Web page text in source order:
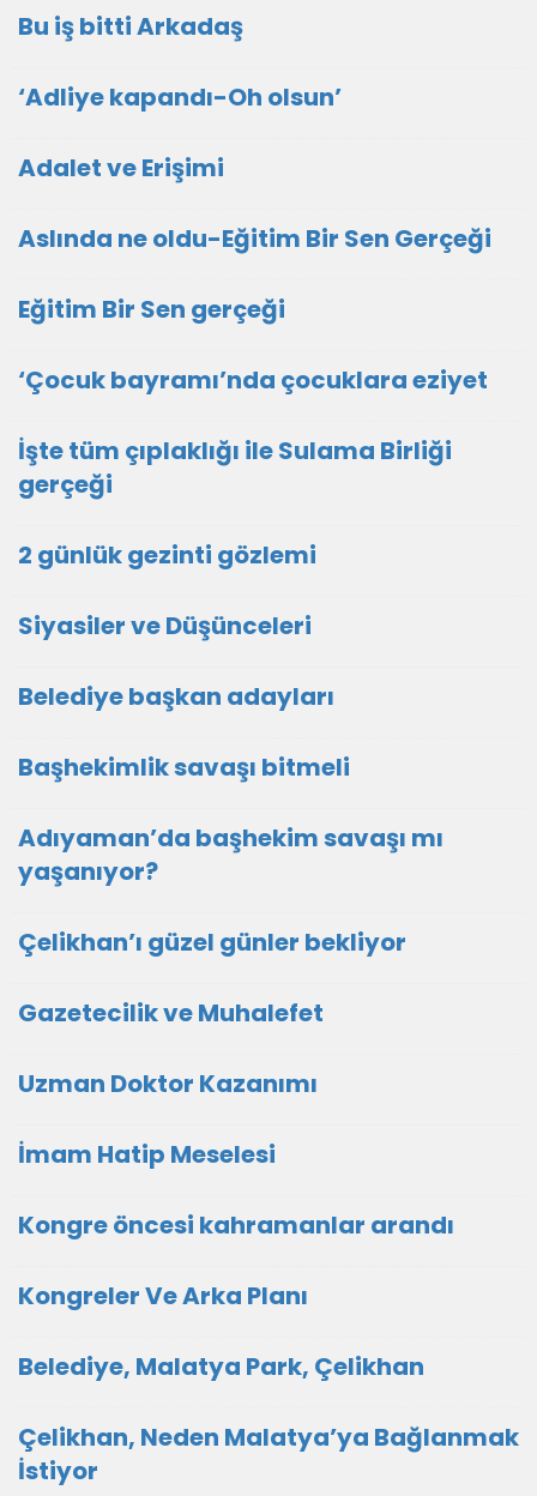
Bu iş bitti Arkadaş
‘Adliye kapandı-Oh olsun’
Adalet ve Erişimi
Aslında ne oldu-Eğitim Bir Sen Gerçeği
Eğitim Bir Sen gerçeği
‘Çocuk bayramı’nda çocuklara eziyet
İşte tüm çıplaklığı ile Sulama Birliği
gerçeği
2 günlük gezinti gözlemi
Siyasiler ve Düşünceleri
Belediye başkan adayları
Başhekimlik savaşı bitmeli
Adıyaman’da başhekim savaşı mı
yaşanıyor?
Çelikhan’ı güzel günler bekliyor
Gazetecilik ve Muhalefet
Uzman Doktor Kazanımı
İmam Hatip Meselesi
Kongre öncesi kahramanlar arandı
Kongreler Ve Arka Planı
Belediye, Malatya Park, Çelikhan
Çelikhan, Neden Malatya’ya Bağlanmak
İstiyor